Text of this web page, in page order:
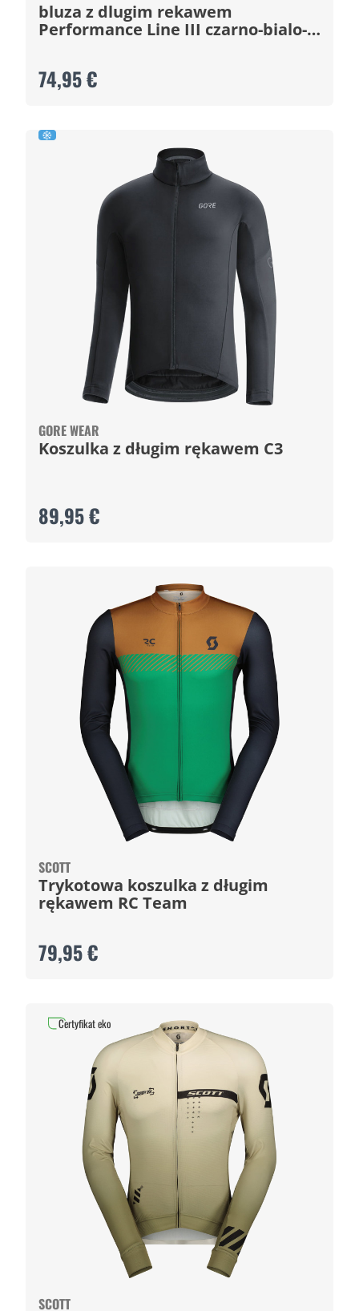
bluza z dlugim rekawem
Performance Line III czarno-bialo-
74,95 €
GORE WEAR
Koszulka z długim rękawem C3
89,95 €
SCOTT
Trykotowa koszulka z długim
rękawem RC Team
79,95 €
SCOTT
Certyfikat eko